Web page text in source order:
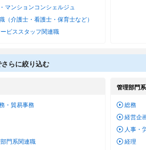
マンションコンシェルジュ
（介護士・看護士・保育士など）
ビススタッフ関連職
さらに絞り込む
・貿易事務
門系関連職
管理部門系
総務
経営企
人事・
経理